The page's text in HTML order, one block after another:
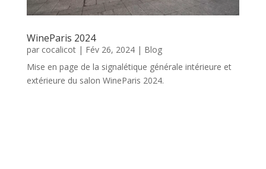
WineParis 2024
par cocalicot| Fév 26, 2024| Blog
Mise en page de la signalétique générale intérieure et
extérieure du salon WineParis 2024.